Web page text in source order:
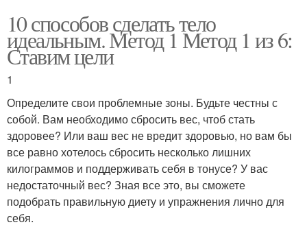
10 способов сделать тело
идеальным. Метод 1 Метод 1 из 6:
Ставим цели
1
Определите свои проблемные зоны. Будьте честны с
собой. Вам необходимо сбросить вес, чтоб стать
здоровее? Или ваш вес не вредит здоровью, но вам бы
все равно хотелось сбросить несколько лишних
килограммов и поддерживать себя в тонусе? У вас
недостаточный вес? Зная все это, вы сможете
подобрать правильную диету и упражнения лично для
себя.